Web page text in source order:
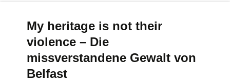
My heritage is not their
violence – Die
missverstandene Gewalt von
Belfast